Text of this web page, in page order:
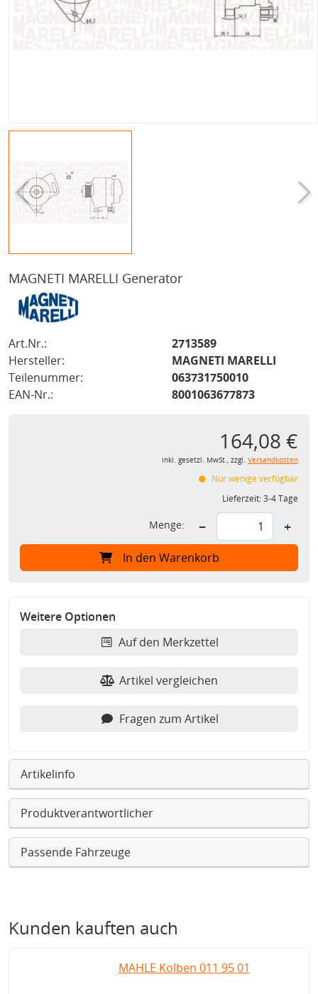
MAGNETI MARELLI Generator
Art.Nr.:
2713589
Hersteller:
MAGNETI MARELLI
Teilenummer:
063731750010
EAN-Nr.:
8001063677873
164,08 €
inkl. gesetzl. MwSt., zzgl. Versandkosten
Nur wenige verfügbar
Lieferzeit:3-4 Tage
Menge: − +
In den Warenkorb
Weitere Optionen
Auf den Merkzettel
Artikel vergleichen
Fragen zum Artikel
Artikelinfo
Produktverantwortlicher
Passende Fahrzeuge
Kunden kauften auch
MAHLE Kolben 011 95 01